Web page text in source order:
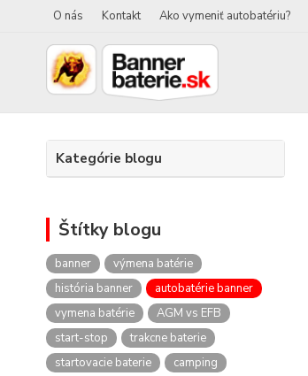
O nás Kontakt Ako vymeniť autobatériu?
Kategórie blogu
Štítky blogu
banner
výmena batérie
história banner
autobatérie banner
vymena batérie
AGM vs EFB
start-stop
trakcne baterie
startovacie baterie
camping